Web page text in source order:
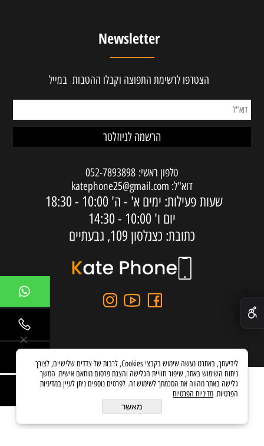
Newsletter
הצטרפו לרשימת התפוצה וקבלו ההטבות במייל
טלפון ראשי: 052-7893898
דוא"ל: katephone25@gmail.com
שעות פעילות: ימים א' - ה' 10:00 - 18:30
יום ו' 10:00 - 14:30
כתובת: כצנלסון 109, גבעתיים
בניית אתרים
לידיעתך, באתרנו נעשה שימוש בקבצי Cookies, לרבות של צדדים שלישיים, לצורך
ניתוח השימוש באתר, שיפור חוויית הגלישה והצגת פרסום מותאם אישית. המשך
גלישה באתר מהווה את הסכמתך לשימוש זה. לפרטים נוספים ניתן לעיין במדיניות
הפרטיות. מדיניות הפרטיות
מאשר